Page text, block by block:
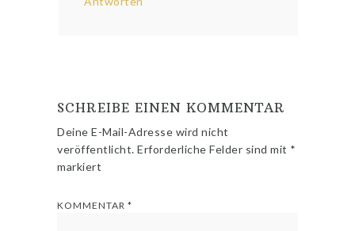
SCHREIBE EINEN KOMMENTAR
Deine E-Mail-Adresse wird nicht
veröffentlicht. Erforderliche Felder sind mit *
markiert
KOMMENTAR*